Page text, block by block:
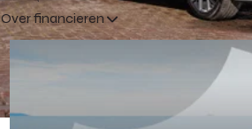
Over financieren